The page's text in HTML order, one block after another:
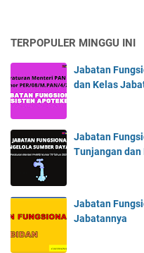
TERPOPULER MINGGU INI
Jabatan
dan Kelas
Jabatan
Tunjangan dan
Jabatan
Jabatannya